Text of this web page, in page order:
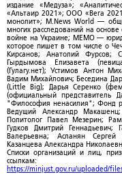
издание «Медуза»;
«Альтаир 2021»; ООО «Вега
монолит»; M.News World —
многих расследований на
войне на Украине; МЕМО —
которое пишет в том числе о
Кирсанов; Анатолий
Гырдымова Елизавета
(Гулагу.нет); Устимов Антон
Вадим Михайлович; Беседина
(Little Big); Дарья Серенко
(официальный
"Философия ненасилия"; Фонд
Ведущий Александр
Политолог Павел Мезерин;
Гудков Дмитрий Геннадьевич;
Валерьевна; Асланян Сергей
Казанцева Александра
Списки организаций и лиц,
ссылкам:
https://minjust.gov.ru/uploaded/